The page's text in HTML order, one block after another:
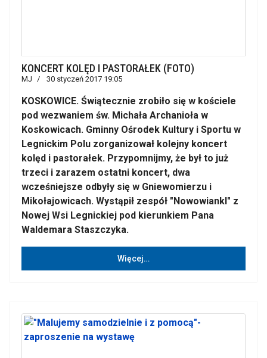
KONCERT KOLĘD I PASTORAŁEK (FOTO)
MJ 30 styczeń 2017 19:05
KOSKOWICE. Świątecznie zrobiło się w kościele
pod wezwaniem św. Michała Archanioła w
Koskowicach. Gminny Ośrodek Kultury i Sportu w
Legnickim Polu zorganizował kolejny koncert
kolęd i pastorałek. Przypomnijmy, że był to już
trzeci i zarazem ostatni koncert, dwa
wcześniejsze odbyły się w Gniewomierzu i
Mikołajowicach. Wystąpił zespół "NowowiankI" z
Nowej Wsi Legnickiej pod kierunkiem Pana
Waldemara Staszczyka.
Więcej…